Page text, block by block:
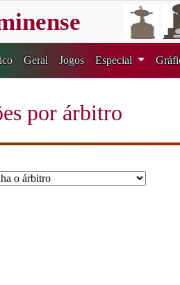
Geral Jogos Especial
por árbitro